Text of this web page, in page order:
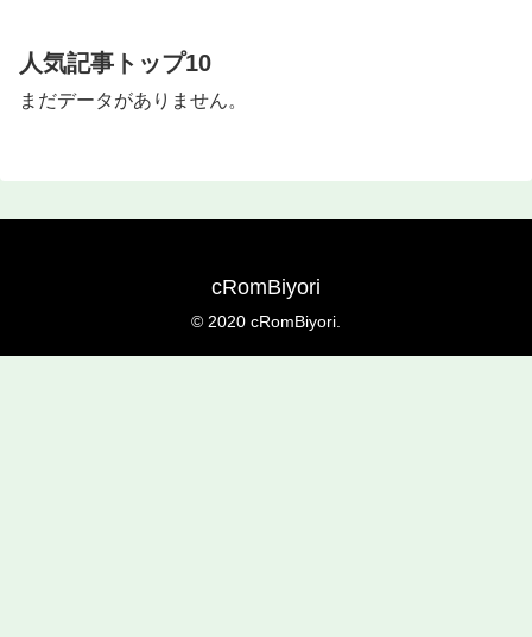
人気記事トップ10
まだデータがありません。
cRomBiyori
© 2020 cRomBiyori.